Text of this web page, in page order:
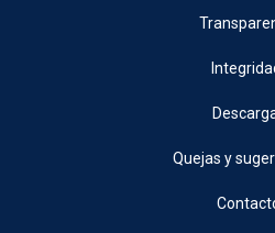
Quejas y